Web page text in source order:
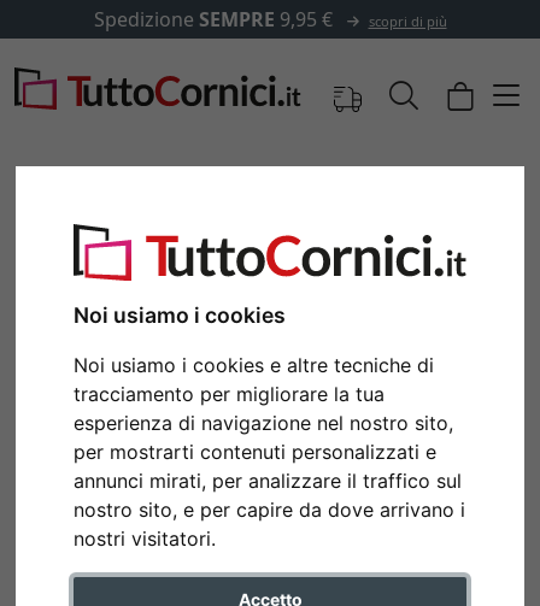
Noi usiamo i cookies
Noi usiamo i cookies e altre tecniche di
tracciamento per migliorare la tua
esperienza di navigazione nel nostro sito,
per mostrarti contenuti personalizzati e
annunci mirati, per analizzare il traffico sul
nostro sito, e per capire da dove arrivano i
nostri visitatori.
Accetto
SpedizioneSEMPRE9,95 € scopri di più
Indietro